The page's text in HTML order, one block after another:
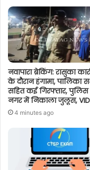
नवापारा ब्रेकिंग: रासुका
के दौरान हंगामा, पालिका
सहित कई गिरफ्तार,
नगर में निकाला जुलूस,
4 minutes ago